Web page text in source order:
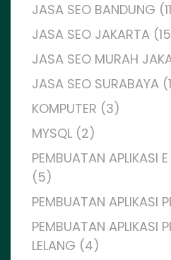
JASA SEO BANDUNG
JASA SEO JAKARTA
JASA SEO MURAH
JASA SEO SURABAYA
KOMPUTER (3)
MYSQL (2)
PEMBUATAN APLIKASI
(5)
PEMBUATAN APLIKASI
PEMBUATAN APLIKASI
LELANG (4)